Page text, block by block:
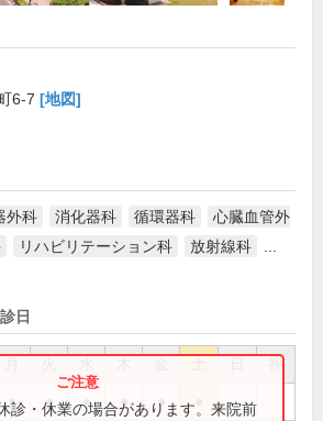
6-7 [地図]
外科 消化器科 循環器科
心臓血管外
リハビリテーション科 放射線科
日
祝
● ● ● ● ●
診・休業の場合があります。来院前